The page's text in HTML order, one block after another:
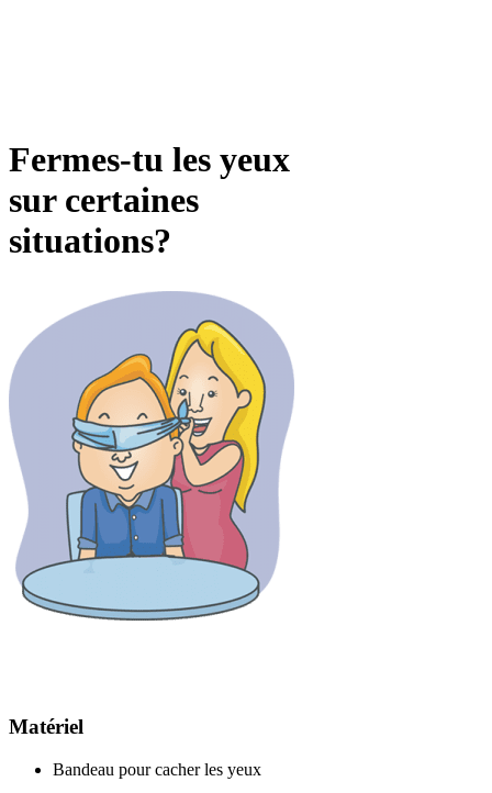
Fermes-tu les yeux
sur certaines
situations?
Matériel
Bandeau pour cacher les yeux